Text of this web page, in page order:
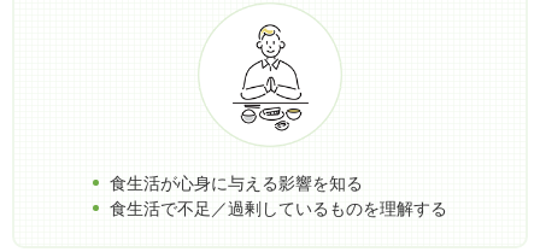
食生活が心身に与える影響を知る
食生活で不足／過剰しているものを理解する